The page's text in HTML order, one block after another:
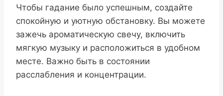
Чтобы гадание было успешным, создайте
спокойную и уютную обстановку. Вы можете
зажечь ароматическую свечу, включить
мягкую музыку и расположиться в удобном
месте. Важно быть в состоянии
расслабления и концентрации.